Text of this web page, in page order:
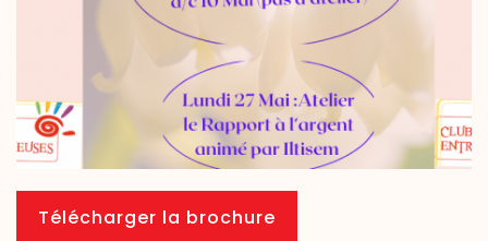
Télécharger la brochure